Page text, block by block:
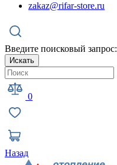
zakaz@rifar-store.ru
Введите поисковый запрос:
Искать
0
Назад